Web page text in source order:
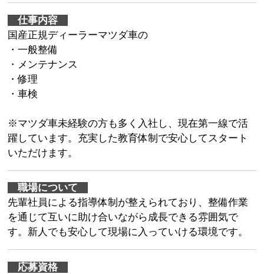
仕事内容
国産正規ディーラーマツダ車の
・一般整備
・メンテナンス
・修理
・車検
※マツダ車未経験の方も多く入社し、現在第一線で活
躍しています。充実した教育体制で安心してスタート
いただけます。
職場について
先輩社員による指導体制が整えられており、整備作業
を通じて互いに助け合いながら成長できる雰囲気で
す。新人でも安心して現場に入っていける環境です。
応募資格